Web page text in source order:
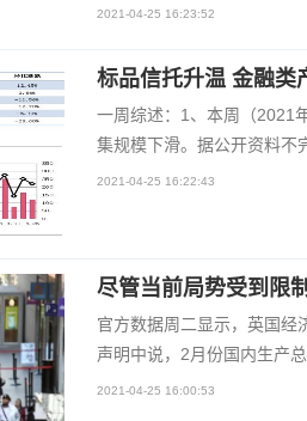
2021-04-25 16:23:52
标品信托升温 金融类
一周综述：1、本周（2021
集规模下滑。据公开资料不
2021-04-25 16:22:43
尽管当前局势受到限
官方数据周二显示，英国经
声明中说，2月份国内生产
2021-04-25 16:00:53